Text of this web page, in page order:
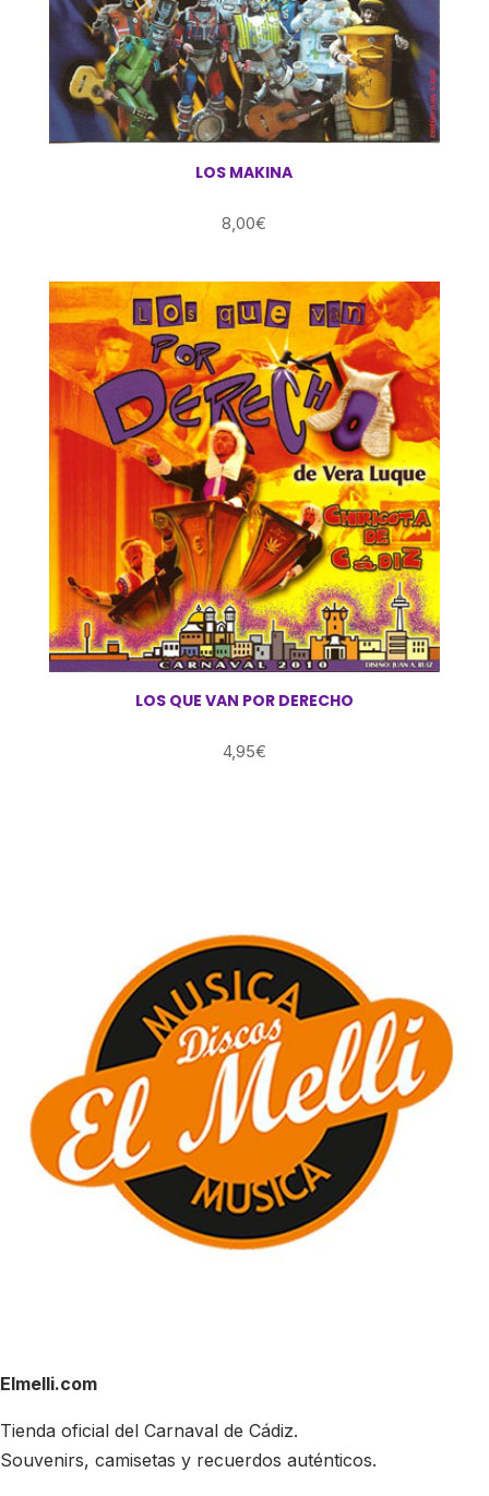
LOS MAKINA
8,00€
LOS QUE VAN POR DERECHO
4,95€
Elmelli.com
Tienda oficial del Carnaval de Cádiz.
Souvenirs, camisetas y recuerdos auténticos.